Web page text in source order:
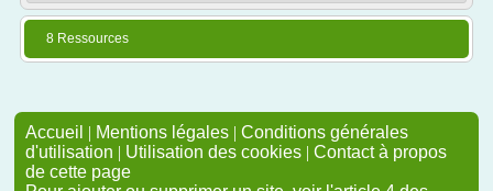
8 Ressources
Accueil | Mentions légales | Conditions générales
d'utilisation | Utilisation des cookies | Contact à propos
de cette page